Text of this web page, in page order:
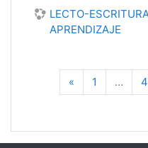
LECTO-
APRENDIZAJE
«Anterior
1 …